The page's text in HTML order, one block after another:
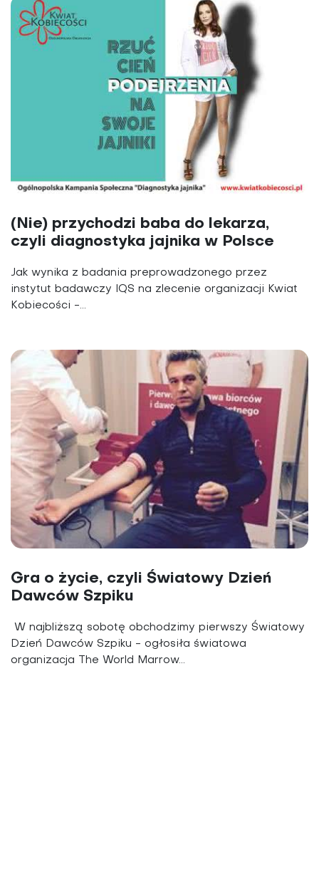
(Nie) przychodzi baba do lekarza,
czyli diagnostyka jajnika w Polsce
Jak wynika z badania preprowadzonego przez
instytut badawczy IQS na zlecenie organizacji Kwiat
Kobiecości -...
Gra o życie, czyli Światowy Dzień
Dawców Szpiku
W najbliższą sobotę obchodzimy pierwszy Światowy
Dzień Dawców Szpiku - ogłosiła światowa
organizacja The World Marrow...